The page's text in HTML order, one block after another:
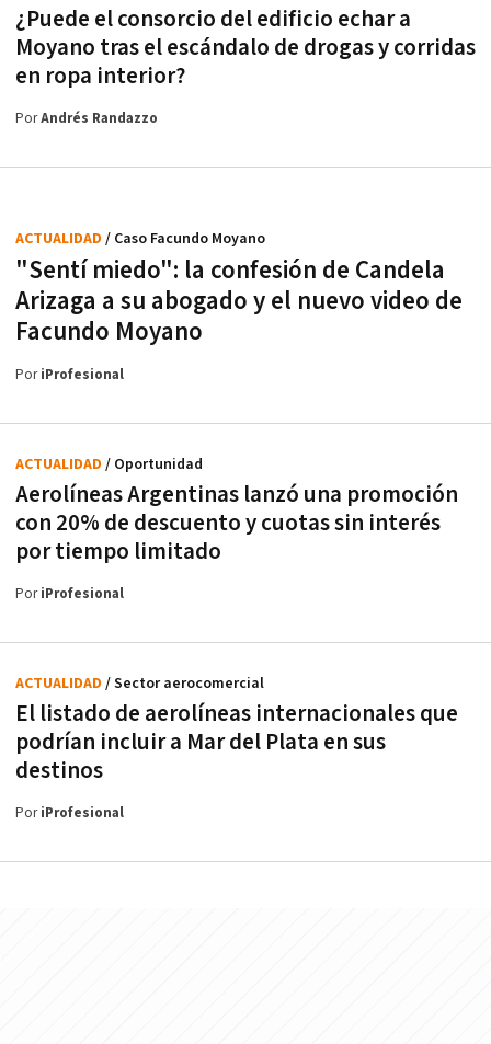
¿Puede el consorcio del edificio echar a
Moyano tras el escándalo de drogas y corridas
en ropa interior?
PorAndrés Randazzo
"Sentí miedo": la confesión de Candela
Arizaga a su abogado y el nuevo video de
Facundo Moyano
ACTUALIDAD / Caso Facundo Moyano
PoriProfesional
Aerolíneas Argentinas lanzó una promoción
con 20% de descuento y cuotas sin interés
por tiempo limitado
ACTUALIDAD / Oportunidad
PoriProfesional
El listado de aerolíneas internacionales que
podrían incluir a Mar del Plata en sus
destinos
ACTUALIDAD / Sector aerocomercial
PoriProfesional